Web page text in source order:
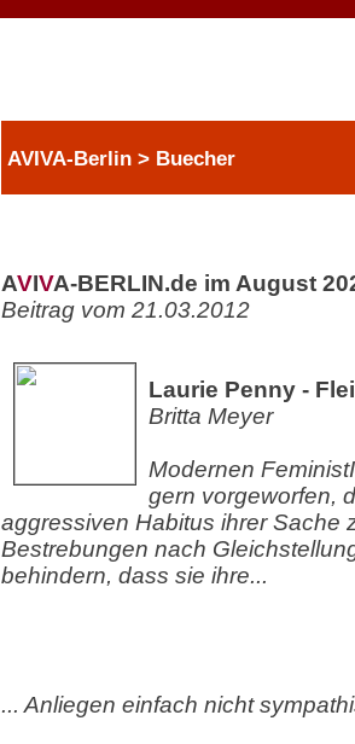
AVIVA-Berlin > Buecher
AVIVA-BERLIN.de im August
Beitrag vom 21.03.2012
Laurie Penny -
Britta Meyer
Modernen
gern vorgeworfen,
aggressiven Habitus ihrer Sache
Bestrebungen nach
behindern, dass sie ihre...
... Anliegen einfach nicht